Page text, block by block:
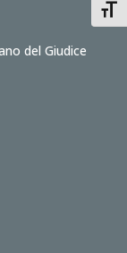
del Giudice